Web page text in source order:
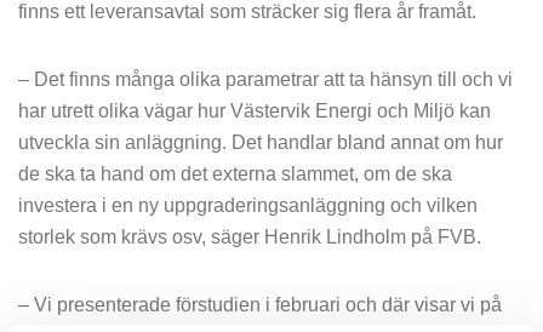
finns ett leveransavtal som sträcker sig flera år framåt.
– Det finns många olika parametrar att ta hänsyn till och vi
har utrett olika vägar hur Västervik Energi och Miljö kan
utveckla sin anläggning. Det handlar bland annat om hur
de ska ta hand om det externa slammet, om de ska
investera i en ny uppgraderingsanläggning och vilken
storlek som krävs osv, säger Henrik Lindholm på FVB.
– Vi presenterade förstudien i februari och där visar vi på